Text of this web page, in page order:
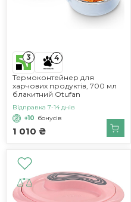
3 4
Термоконтейнер для
харчових продуктів, 700 мл
блакитний Otufan
1 010 ₴
Відправка 7-14 днів
+10 бонусів